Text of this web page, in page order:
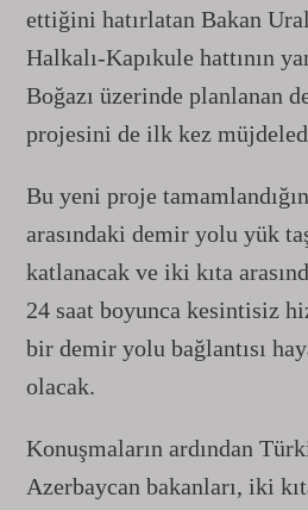
ettiğini hatırlatan Bakan
Halkalı-Kapıkule hattının
Boğazı üzerinde planlanan
projesini de ilk kez
Bu yeni proje
arasındaki demir yolu yük
katlanacak ve iki kıta
24 saat boyunca kesintisiz
bir demir yolu bağlantısı
olacak.
Konuşmaların ardından
Azerbaycan bakanları, iki